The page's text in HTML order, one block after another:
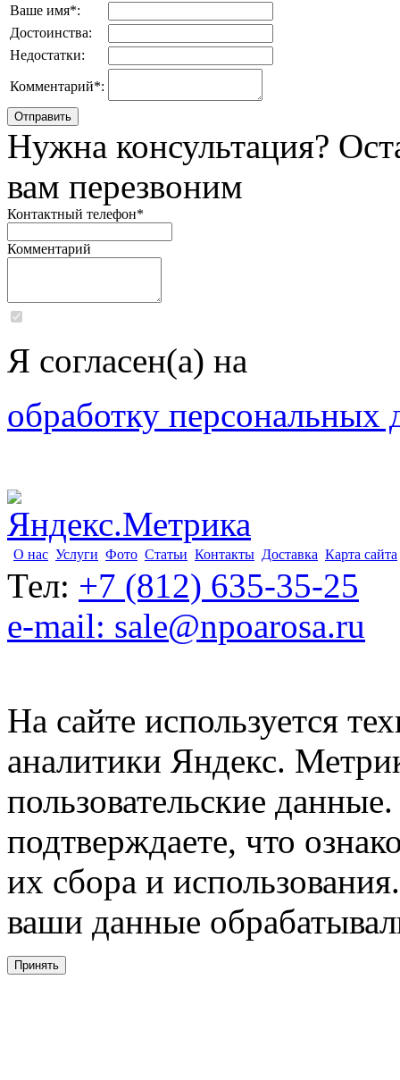
Ваше имя*:
Достоинства:
Недостатки:
Комментарий*:
Нужна консультация?
вам перезвоним
Контактный телефон*
Комментарий
Я согласен(а) на
обработку персональных
О нас Услуги Фото Статьи Контакты Доставка Карта сайта
Тел: +7 (812) 635-35-25
e-mail: sale@npoarosa.ru
На сайте используется
аналитики Яндекс.
пользовательские
подтверждаете, что
их сбора и
ваши данные
Принять